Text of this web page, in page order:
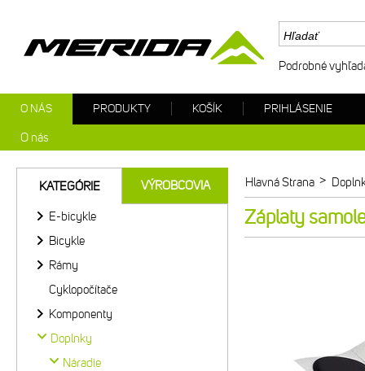
Hlavná Strana >
Záplaty
KATEGÓRIE VÝROBCOVIA
E-bicykle
Bicykle
Rámy
Cyklopočítače
Komponenty
Doplnky
Náradie
Podrobné
O NÁS
O nás
PRODUKTY KOŠÍK PRIHLÁSENIE